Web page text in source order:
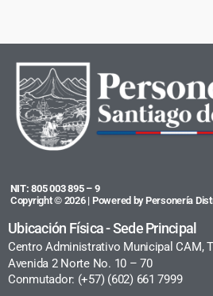
NIT: 805 003 895 – 9
Copyright © 2026 | Powered by Personería
Ubicación Física - Sede Principal
Centro Administrativo Municipal CAM,
Avenida 2 Norte No. 10 – 70
Conmutador: (+57) (602) 661 7999